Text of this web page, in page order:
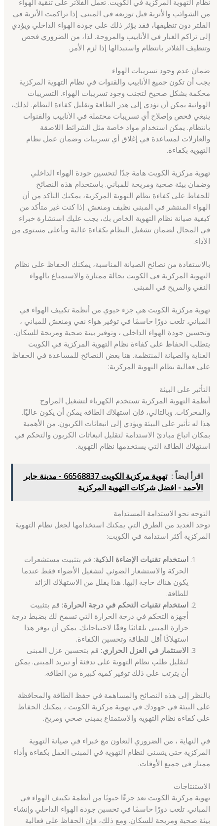
من الشوائب والأتربة قبل توزيعه في المبنى. إذا تراكمت الأتربة في
الفلتر دون تنظيفها، فقد يؤثر ذلك على جودة الهواء الداخلي ويؤدي
إلى تراكم الغبار في الأنابيب والمروحة. لذا، من الضروري فحص
وتنظيف الفلاتر بانتظام واستبدالها إذا لزم الأمر.
ضمان عدم وجود تسريبات الهواء
يجب أن تكون جميع الأنابيب والقنوات في نظام التهوية المركزية
محكمة بشكل صحيح لتجنب وجود تسريبات الهواء. التسريبات
الهوائية يمكن أن تؤدي إلى هدر الطاقة وتقليل كفاءة النظام. لذلك،
ينبغي فحص وإصلاح أي تسريبات محتملة في الأنابيب والقنوات
بانتظام. يمكن استخدام مواد خاصة مثل الشرائط اللاصقة
والعازلات لمساعدة في إغلاق أي تسريبات وضمان عمل نظام
التهوية بكفاءة.
تهوية مركزية الكويت هامة جدًا لتحسين جودة الهواء الداخلي
وضمان بيئة صحية ومريحة للمباني. باستخدام هذه النصائح
للحفاظ على كفاءة نظام التهوية المركزية، يمكنك التأكد من أن
الهواء المنتشر في المبنى نظيف ومنعش. إذا كنت غير متأكد من
كيفية صيانة نظام التهوية الخاص بك، يجب عليك استشارة خبراء
في المجال لضمان تشغيل النظام بكفاءة عالية وبأعلى مستوى من
الأداء.
بالاستفادة من نصائح الصيانة المناسبة، يمكنك الحفاظ على نظام
التهوية المركزية في الكويت بحالة ممتازة والاستمتاع بالهواء
النقي والمريح في المبنى.
تهوية مركزية الكويت هي جزء حيوي من أنظمة تكييف الهواء في
المباني. تلعب دورًا حاسمًا في توفير هواء نقي ومنعش للمباني ،
وتحسين جودة الهواء الداخلي ، وتوفير بيئة صحية ومريحة للسكان.
يتطلب الحفاظ على كفاءة نظام التهوية المركزية في الكويت
العناية والصيانة المنتظمة. هنا بعض النصائح للمساعدة في الحفاظ
على فعالية نظام التهوية المركزية:
التأثير على البيئة
أنظمة التهوية المركزية تستخدم الكهرباء لتشغيل المراوح
والمحركات. وبالتالي، فإن استهلاك الطاقة يمكن أن يكون عاليًا.
هذا له تأثير على البيئة ويؤدي إلى انبعاثات الكربون. من الأهمية
بمكان اتباع مبادئ الاستدامة لتقليل انبعاثات الكربون والتحكم في
استهلاك الطاقة التي يستخدمها نظام التهوية.
اقرأ ايضاً :
تهوية مركزية الكويت 66568837 - مدينة جابر
الأحمد - افضل شركات التهوية المركزية
التوجه نحو الاستدامة المستدامة
توجد العديد من الطرق التي يمكنك استخدامها لجعل نظام التهوية
المركزية أكثر استدامة في الكويت:
استخدام تقنيات الإضاءة الذكية: قم بتثبيت مستشعرات
الحركة والاستشعار الضوئي لتشغيل الأضواء فقط عندما
يكون هناك حاجة إليها. هذا يقلل من الاستهلاك الزائد
للطاقة.
استخدام تقنيات التحكم في درجة الحرارة: قم بتثبيت
أجهزة التحكم في درجة الحرارة التي تسمح لك بضبط درجة
حرارة المبنى تلقائيًا وفقًا لاحتياجاتك. يمكن أن يوفر هذا
استهلاكًا أقل للطاقة وتحسين الكفاءة.
الاستثمار في العزل الحراري: قم بتحسين عزل المبنى
لتقليل طلب نظام التهوية على تدفئة أو تبريد المبنى. يمكن
أن يترتب على ذلك توفير كمية كبيرة من الطاقة.
بالنظر إلى هذه النصائح والمساهمة في حفظ الطاقة والمحافظة
على البيئة في جهودك في تهوية مركزية الكويت ، يمكنك الحفاظ
على كفاءة نظام التهوية والاستمتاع بمبنى صحي ومريح.
في النهاية ، من الضروري التعاون مع خبراء في صيانة التهوية
المركزية حتى يتسنى لنظام التهوية في المبنى العمل بكفاءة وأداء
ممتاز في جميع الأوقات.
الاستنتاجات
تهوية مركزية الكويت تعد جزءًا حيويًا من أنظمة تكييف الهواء في
المباني. تلعب دورًا حاسمًا في تحسين جودة الهواء الداخلي وإنشاء
بيئة صحية ومريحة للسكان. ومع ذلك، فإن الحفاظ على فعالية